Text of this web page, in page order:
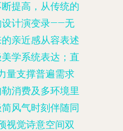
提高，从传统的
设计演变录——无
亲近感从容表述
学系统表达；直
量支撑普遍需求
消费及多环境里
风气时刻伴随同
视觉诗意空间双